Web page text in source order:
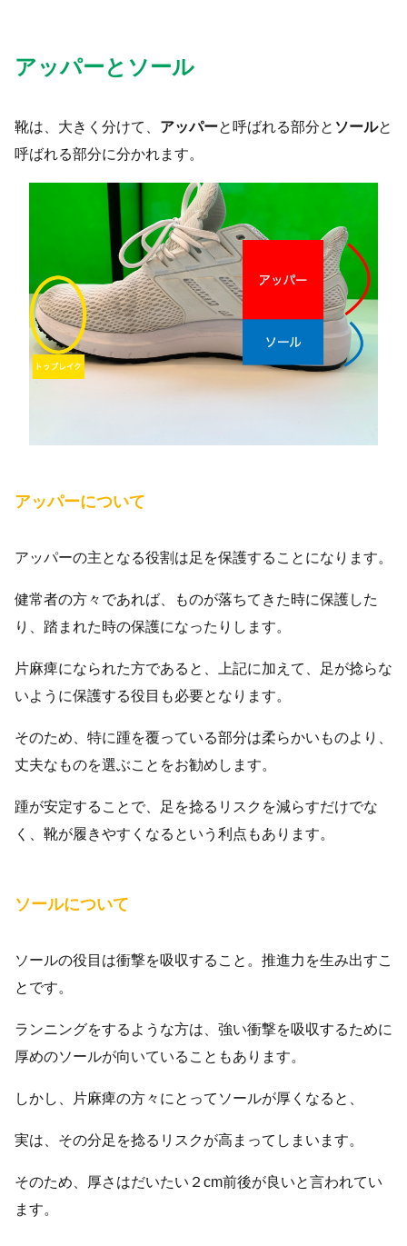
アッパーとソール
靴は、大きく分けて、 アッパーと呼ばれる部分と ソールと
呼ばれる部分に分かれます。
アッパーについて
アッパーの主となる役割は足を保護することになります。
健常者の方々であれば、ものが落ちてきた時に保護した
り、踏まれた時の保護になったりします。
片麻痺になられた方であると、上記に加えて、足が捻らな
いように保護する役目も必要となります。
そのため、特に踵を覆っている部分は柔らかいものより、
丈夫なものを選ぶことをお勧めします。
踵が安定することで、足を捻るリスクを減らすだけでな
く、靴が履きやすくなるという利点もあります。
ソールについて
ソールの役目は衝撃を吸収すること。推進力を生み出すこ
とです。
ランニングをするような方は、強い衝撃を吸収するために
厚めのソールが向いていることもあります。
しかし、片麻痺の方々にとってソールが厚くなると、
実は、その分足を捻るリスクが高まってしまいます。
そのため、厚さはだいたい２cm前後が良いと言われてい
ます。